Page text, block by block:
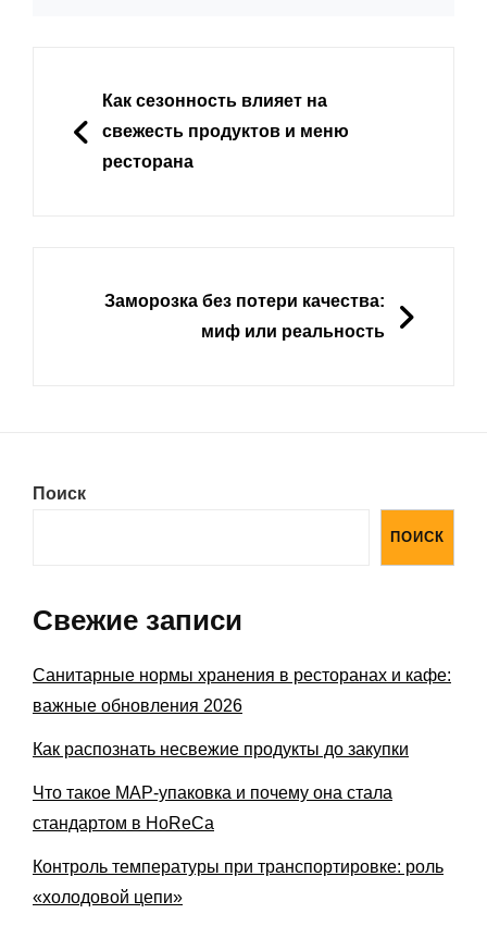
записям
НАЗАД
Как сезонность влияет на
свежесть продуктов и меню
ресторана
ДАЛЕЕ
Заморозка без потери качества:
миф или реальность
Поиск
ПОИСК
Свежие записи
Санитарные нормы хранения в ресторанах и кафе:
важные обновления 2026
Как распознать несвежие продукты до закупки
Что такое MAP-упаковка и почему она стала
стандартом в HoReCa
Контроль температуры при транспортировке: роль
«холодовой цепи»